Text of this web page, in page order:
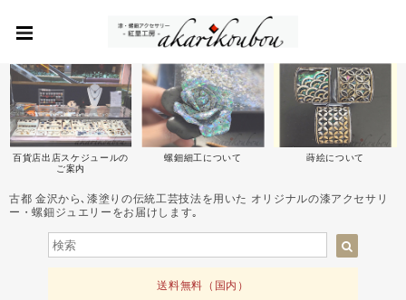
百貨店出店スケジュールの
ご案内
螺鈿細工について 蒔絵について
古都 金沢から､漆塗りの伝統工芸技法を用いた オリジナルの漆アクセサリ
ー・螺鈿ジュエリーをお届けします｡
送料無料（国内）